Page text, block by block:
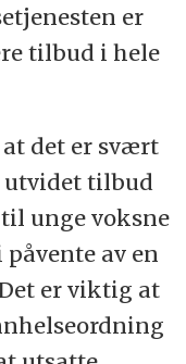
er
tilbud i hele
det er svært
utvidet tilbud
unge voksne
av en
er viktig at